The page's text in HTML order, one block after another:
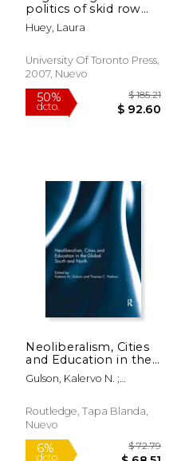
15%
dcto.
$ 255.00
$ 216.75
politics of skid row
policing in edinburgh,
san francisco, and
Huey, Laura
University Of Toronto Press,
2007, Nuevo
Neoliberalism, Cities
and Education in the
Global South and
North (en Inglés)
Gulson, Kalervo N. ;
Routledge, Tapa Blanda,
Nuevo